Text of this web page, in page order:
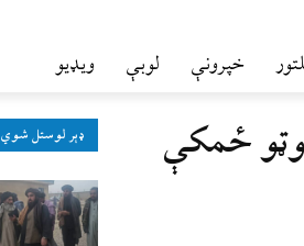
خپرونې لوبې ويډيو
ډېر لوستل شوي ځمکې